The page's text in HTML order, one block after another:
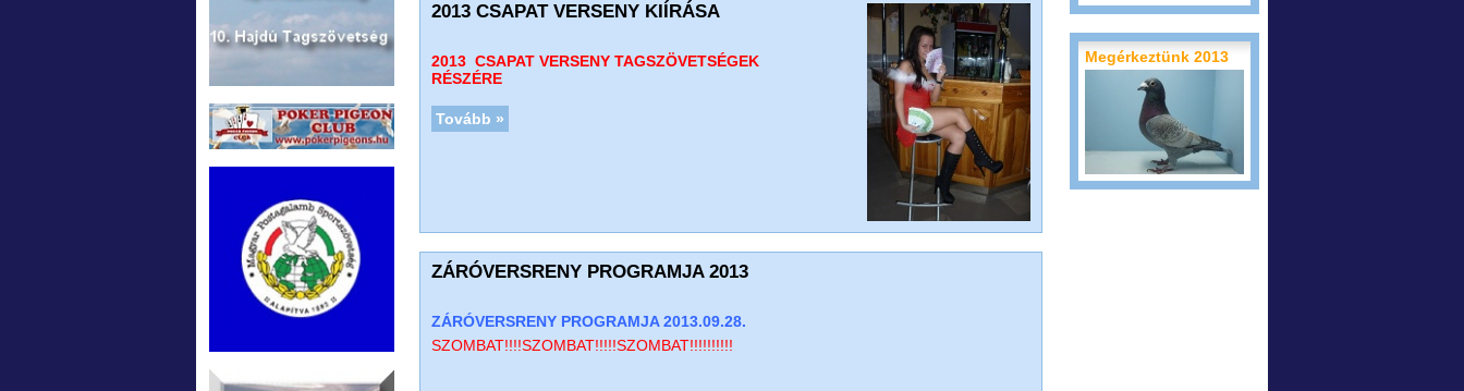
2013 CSAPAT VERSENY KIÍRÁSA
2013 CSAPAT VERSENY TAGSZÖVETSÉGEK
RÉSZÉRE
Tovább »
ZÁRÓVERSRENY PROGRAMJA 2013
ZÁRÓVERSRENY PROGRAMJA 2013.09.28.
SZOMBAT!!!!SZOMBAT!!!!!SZOMBAT!!!!!!!!!!
Megérkeztünk 2013